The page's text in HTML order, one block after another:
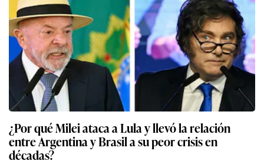
¿Por qué Milei ataca a Lula y llevó la relación
entre Argentina y Brasil a su peor crisis en
décadas?